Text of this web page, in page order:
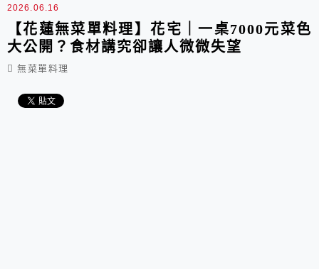
2026.06.16
【花蓮無菜單料理】花宅｜一桌7000元菜色
大公開？食材講究卻讓人微微失望
無菜單料理